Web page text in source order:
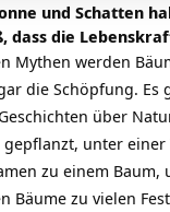
und Schatten
dass die
Mythen werden
die Schöpfung.
über
gepflanzt, unter
zu einem
Bäume zu vielen